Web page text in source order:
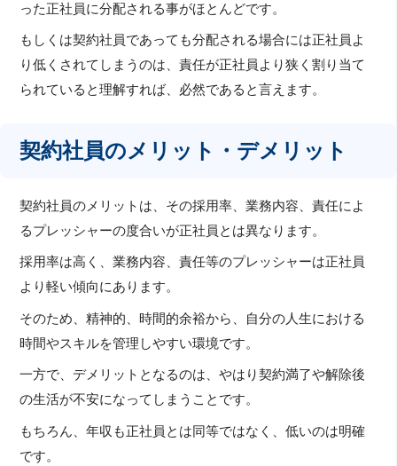
った正社員に分配される事がほとんどです。
もしくは契約社員であっても分配される場合には正社員よ
り低くされてしまうのは、責任が正社員より狭く割り当て
られていると理解すれば、必然であると言えます。
契約社員のメリット・デメリット
契約社員のメリットは、その採用率、業務内容、責任によ
るプレッシャーの度合いが正社員とは異なります。
採用率は高く、業務内容、責任等のプレッシャーは正社員
より軽い傾向にあります。
そのため、精神的、時間的余裕から、自分の人生における
時間やスキルを管理しやすい環境です。
一方で、デメリットとなるのは、やはり契約満了や解除後
の生活が不安になってしまうことです。
もちろん、年収も正社員とは同等ではなく、低いのは明確
です。